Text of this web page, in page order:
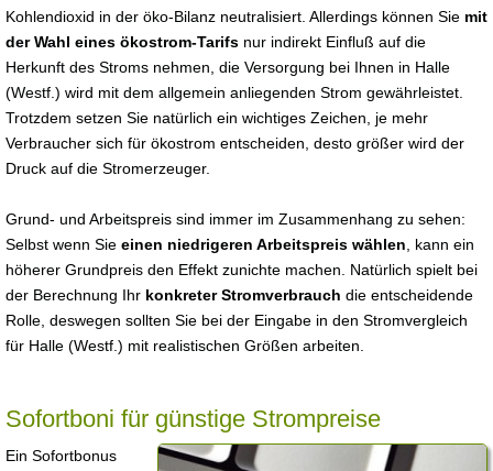
Kohlendioxid in der öko-Bilanz neutralisiert. Allerdings können Sie mit
der Wahl eines ökostrom-Tarifs nur indirekt Einfluß auf die
Herkunft des Stroms nehmen, die Versorgung bei Ihnen in Halle
(Westf.) wird mit dem allgemein anliegenden Strom gewährleistet.
Trotzdem setzen Sie natürlich ein wichtiges Zeichen, je mehr
Verbraucher sich für ökostrom entscheiden, desto größer wird der
Druck auf die Stromerzeuger.
Grund- und Arbeitspreis sind immer im Zusammenhang zu sehen:
Selbst wenn Sie einen niedrigeren Arbeitspreis wählen , kann ein
höherer Grundpreis den Effekt zunichte machen. Natürlich spielt bei
der Berechnung Ihr konkreter Stromverbrauch die entscheidende
Rolle, deswegen sollten Sie bei der Eingabe in den Stromvergleich
für Halle (Westf.) mit realistischen Größen arbeiten.
Sofortboni für günstige Strompreise
Ein Sofortbonus